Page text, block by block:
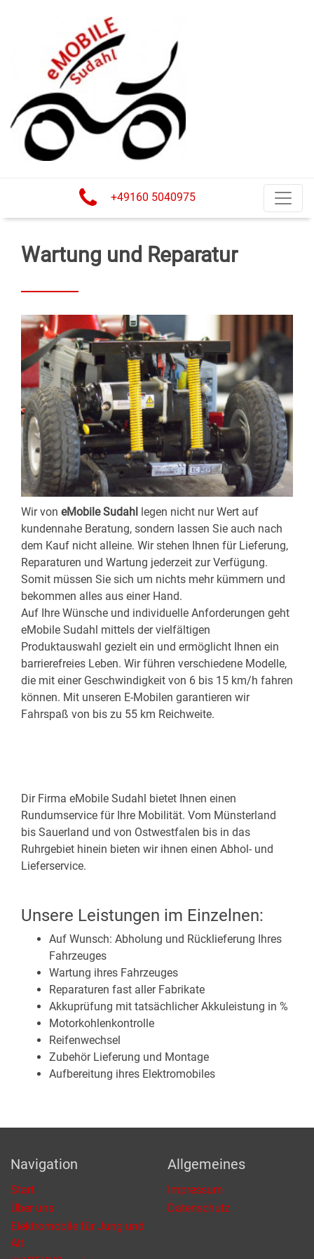
+49160 5040975
Wartung und Reparatur
Wir von eMobile Sudahl
legen nicht nur Wert auf
kundennahe Beratung, sondern lassen Sie auch nach
dem Kauf nicht alleine. Wir stehen Ihnen für Lieferung,
Reparaturen und Wartung jederzeit zur Verfügung.
Somit müssen Sie sich um nichts mehr kümmern und
bekommen alles aus einer Hand.
Auf Ihre Wünsche und individuelle Anforderungen geht
eMobile Sudahl mittels der vielfältigen
Produktauswahl gezielt ein und ermöglicht Ihnen ein
barrierefreies Leben. Wir führen verschiedene Modelle,
die mit einer Geschwindigkeit von 6 bis 15 km/h fahren
können. Mit unseren E-Mobilen garantieren wir
Fahrspaß von bis zu 55 km Reichweite.
Dir Firma eMobile Sudahl bietet Ihnen einen
Rundumservice für Ihre Mobilität. Vom Münsterland
bis Sauerland und von Ostwestfalen bis in das
Ruhrgebiet hinein bieten wir ihnen einen Abhol- und
Lieferservice.
Unsere Leistungen im Einzelnen:
Auf Wunsch: Abholung und Rücklieferung Ihres
Fahrzeuges
Wartung ihres Fahrzeuges
Reparaturen fast aller Fabrikate
Akkuprüfung mit tatsächlicher Akkuleistung in %
Motorkohlenkontrolle
Reifenwechsel
Zubehör Lieferung und Montage
Aufbereitung ihres Elektromobiles
Navigation
Start
Über uns
Elektromobile für Jung und
Alt
Allgemeines
Impressum
Datenschutz